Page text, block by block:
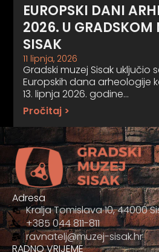
EUROPSKI DANI
2026. U GRADSKOM
SISAK
11 lipnja, 2026
Gradski muzej Sisak uključio
Europskih dana arheologije
13. lipnja 2026. godine…
Pročitaj >
Adresa
Kralja Tomislava 10, 44000
+385 044 811-811
ravnatelj@muzej-sisak.hr
RADNO VRIJEME